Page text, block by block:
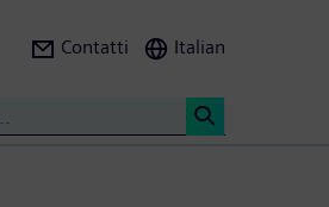
Contatti Italian